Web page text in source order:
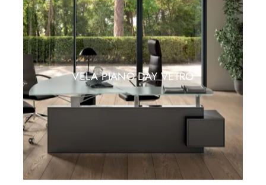
VELA PIANO DAY VETRO